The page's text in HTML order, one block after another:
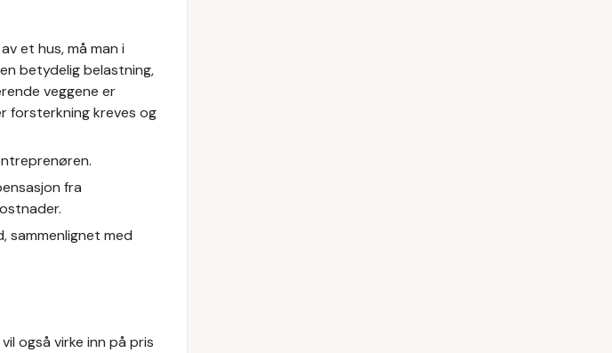
et hus, må man i
betydelig belastning,
veggene er
forsterkning kreves og
fra
sammenlignet med
også virke inn på pris